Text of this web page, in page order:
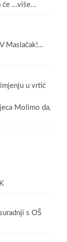
će …više...
Maslačak!…
u vrtić
Molimo da,
s OŠ